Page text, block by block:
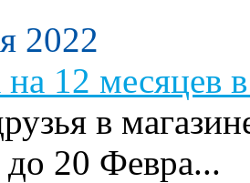
2022
на 12 месяцев
в
до 20 Февра...